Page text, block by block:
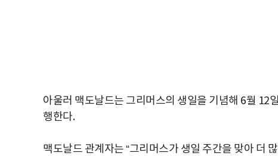
아울러 맥도날드는 그리머스의 생일을 기념해 6월 12
행한다.
맥도날드 관계자는 “그리머스가 생일 주간을 맞아 더